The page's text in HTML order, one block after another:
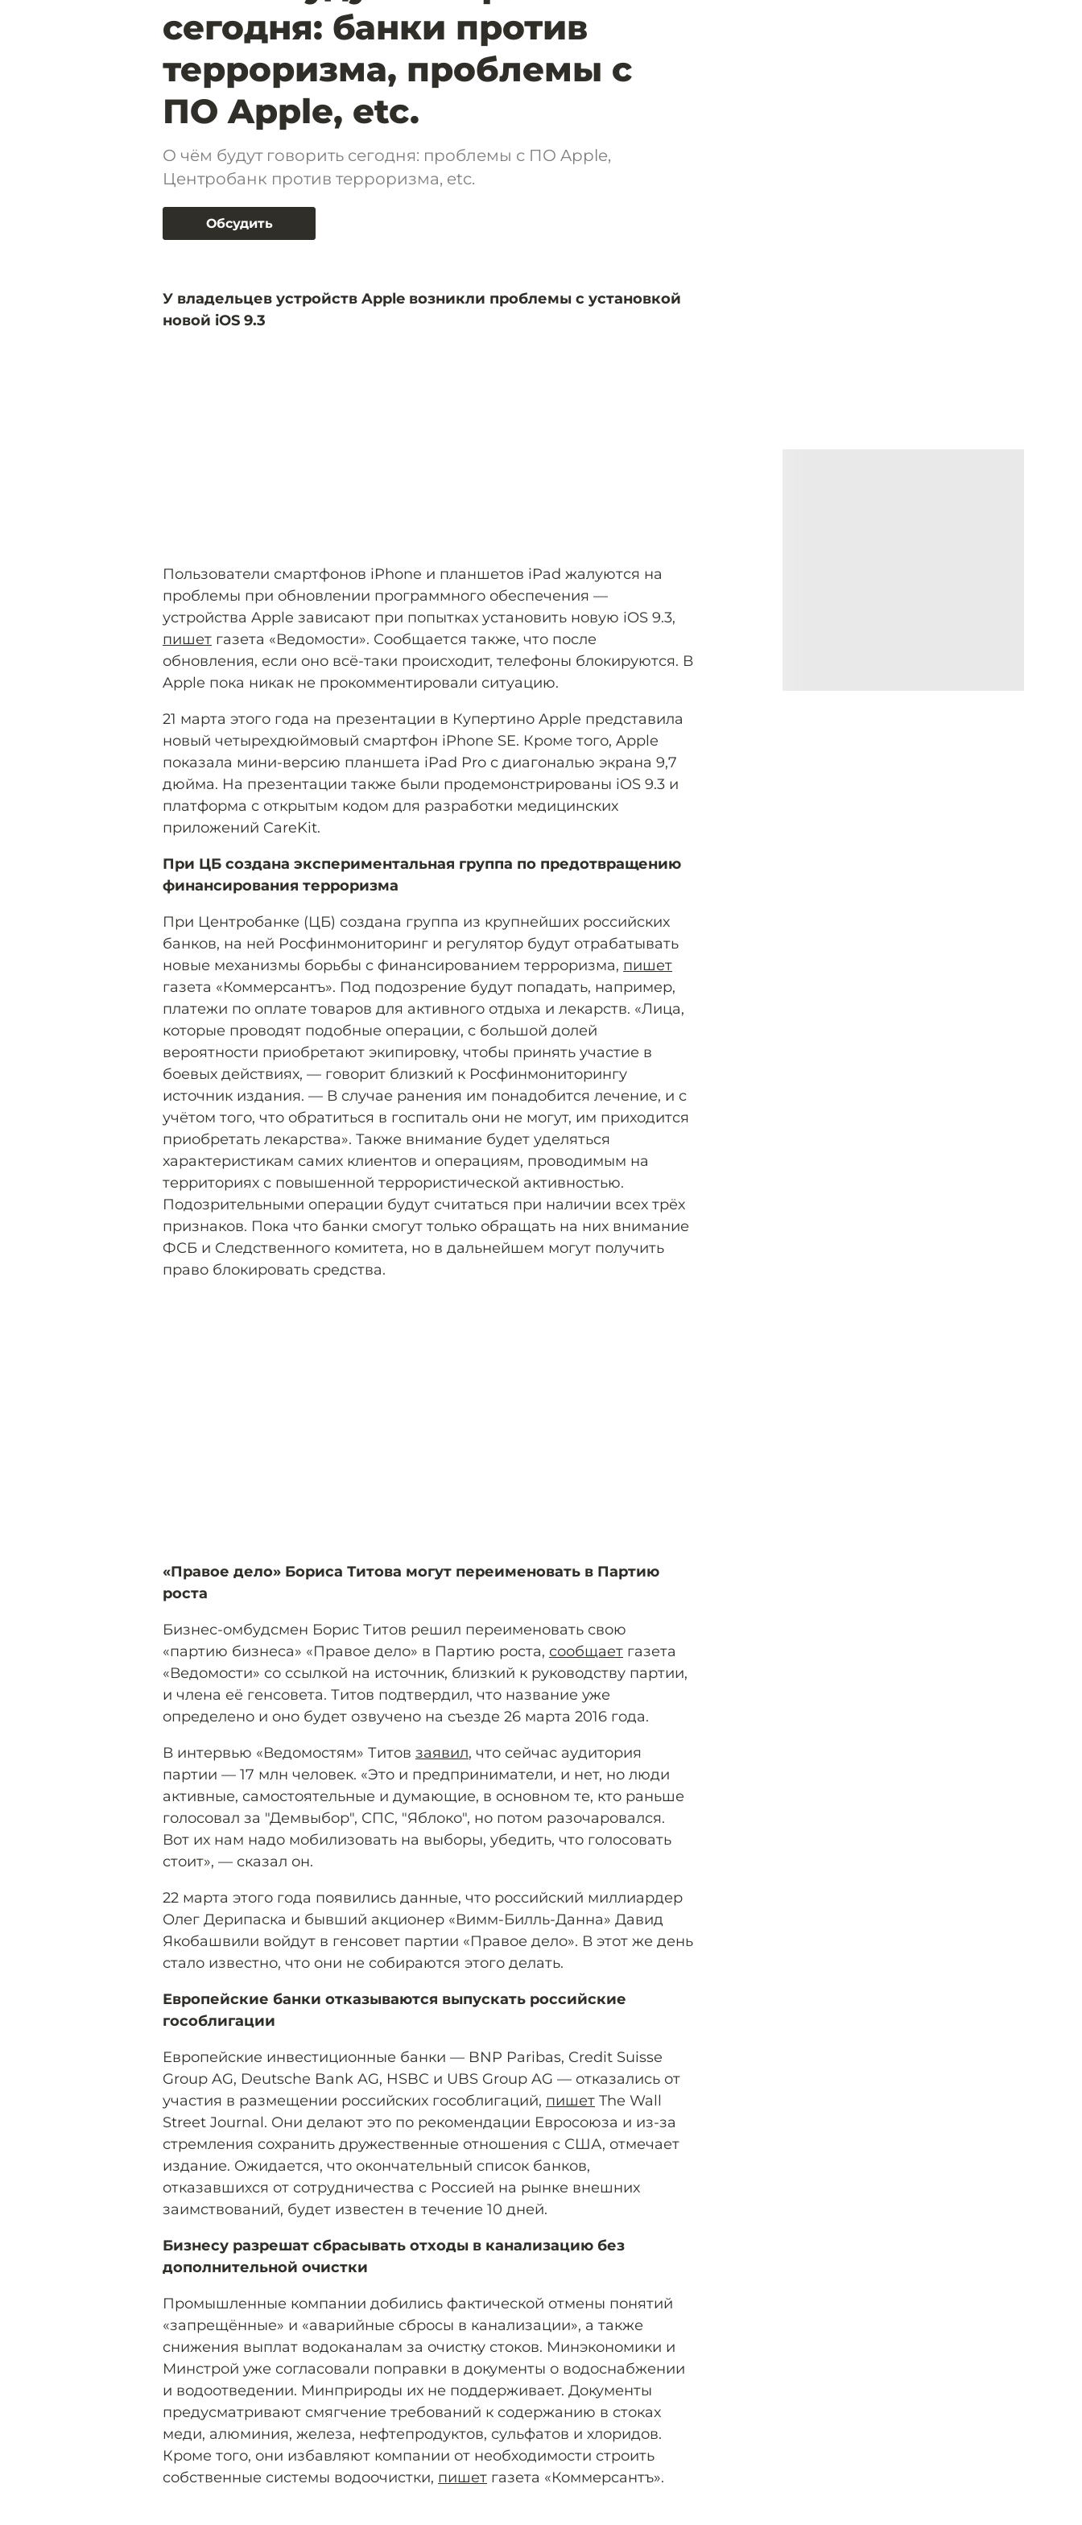
сегодня: банки против
терроризма, проблемы с
ПО Apple, etc.
О чём будут говорить сегодня: проблемы с ПО Apple,
Центробанк против терроризма, etc.
Обсудить
У владельцев устройств Apple возникли проблемы с установкой
новой iOS 9.3
Пользователи смартфонов iPhone и планшетов iPad жалуются на
проблемы при обновлении программного обеспечения —
устройства Apple зависают при попытках установить новую iOS 9.3,
пишет газета «Ведомости». Сообщается также, что после
обновления, если оно всё-таки происходит, телефоны блокируются. В
Apple пока никак не прокомментировали ситуацию.
21 марта этого года на презентации в Купертино Apple представила
новый четырехдюймовый смартфон iPhone SE. Кроме того, Apple
показала мини-версию планшета iPad Pro с диагональю экрана 9,7
дюйма. На презентации также были продемонстрированы iOS 9.3 и
платформа с открытым кодом для разработки медицинских
приложений CareKit.
При ЦБ создана экспериментальная группа по предотвращению
финансирования терроризма
При Центробанке (ЦБ) создана группа из крупнейших российских
банков, на ней Росфинмониторинг и регулятор будут отрабатывать
новые механизмы борьбы с финансированием терроризма, пишет
газета «Коммерсантъ». Под подозрение будут попадать, например,
платежи по оплате товаров для активного отдыха и лекарств. «Лица,
которые проводят подобные операции, с большой долей
вероятности приобретают экипировку, чтобы принять участие в
боевых действиях, — говорит близкий к Росфинмониторингу
источник издания. — В случае ранения им понадобится лечение, и с
учётом того, что обратиться в госпиталь они не могут, им приходится
приобретать лекарства». Также внимание будет уделяться
характеристикам самих клиентов и операциям, проводимым на
территориях с повышенной террористической активностью.
Подозрительными операции будут считаться при наличии всех трёх
признаков. Пока что банки смогут только обращать на них внимание
ФСБ и Следственного комитета, но в дальнейшем могут получить
право блокировать средства.
«Правое дело» Бориса Титова могут переименовать в Партию
роста
Бизнес-омбудсмен Борис Титов решил переименовать свою
«партию бизнеса» «Правое дело» в Партию роста, сообщает газета
«Ведомости» со ссылкой на источник, близкий к руководству партии,
и члена её генсовета. Титов подтвердил, что название уже
определено и оно будет озвучено на съезде 26 марта 2016 года.
В интервью «Ведомостям» Титов заявил, что сейчас аудитория
партии — 17 млн человек. «Это и предприниматели, и нет, но люди
активные, самостоятельные и думающие, в основном те, кто раньше
голосовал за "Демвыбор", СПС, "Яблоко", но потом разочаровался.
Вот их нам надо мобилизовать на выборы, убедить, что голосовать
стоит», — сказал он.
22 марта этого года появились данные, что российский миллиардер
Олег Дерипаска и бывший акционер «Вимм-Билль-Данна» Давид
Якобашвили войдут в генсовет партии «Правое дело». В этот же день
стало известно, что они не собираются этого делать.
Европейские банки отказываются выпускать российские
гособлигации
Европейские инвестиционные банки — BNP Paribas, Credit Suisse
Group AG, Deutsche Bank AG, HSBC и UBS Group AG — отказались от
участия в размещении российских гособлигаций, пишет The Wall
Street Journal. Они делают это по рекомендации Евросоюза и из-за
стремления сохранить дружественные отношения с США, отмечает
издание. Ожидается, что окончательный список банков,
отказавшихся от сотрудничества с Россией на рынке внешних
заимствований, будет известен в течение 10 дней.
Бизнесу разрешат сбрасывать отходы в канализацию без
дополнительной очистки
Промышленные компании добились фактической отмены понятий
«запрещённые» и «аварийные сбросы в канализации», а также
снижения выплат водоканалам за очистку стоков. Минэкономики и
Минстрой уже согласовали поправки в документы о водоснабжении
и водоотведении. Минприроды их не поддерживает. Документы
предусматривают смягчение требований к содержанию в стоках
меди, алюминия, железа, нефтепродуктов, сульфатов и хлоридов.
Кроме того, они избавляют компании от необходимости строить
собственные системы водоочистки, пишет газета «Коммерсантъ».